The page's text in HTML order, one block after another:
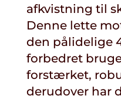
afkvistning til
Denne lette
den pålidelige
forbedret
forstærket,
derudover har